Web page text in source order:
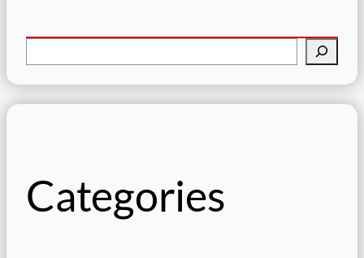
e
s
q
a
r
Categories